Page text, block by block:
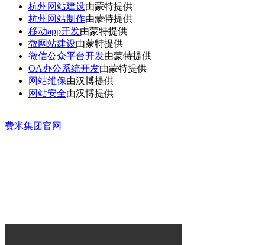
杭州网站建设由蒙特提供
杭州网站制作由蒙特提供
移动app开发由蒙特提供
微网站建设由蒙特提供
微信公众平台开发由蒙特提供
OA办公系统开发由蒙特提供
网站维保由汉博提供
网站安全由汉博提供
费米集团官网